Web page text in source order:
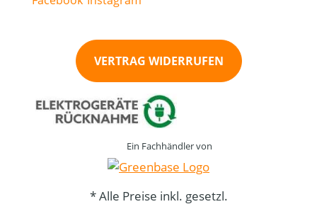
VERTRAG WIDERRUFEN
Ein Fachhändler von
* Alle Preise inkl. gesetzl.